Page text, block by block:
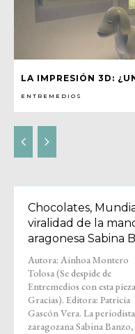
LA IMPRESIÓN 3D:
ENTREMEDIOS
Chocolates,
viralidad de la
aragonesa Sabina
Autora: Ainhoa Montero
Tolosa (Se despide de
Entremedios con esta
Gracias). Editora: Patricia
Gascón Vera. La periodista
zaragozana Sabina Banzo,
tras años como reportera de
televisión y locutora de spots
para grandes
comenzó su andadura en